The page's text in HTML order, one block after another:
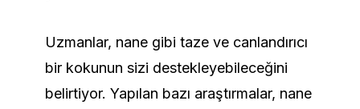
Uzmanlar, nane gibi taze ve canlandırıcı
bir kokunun sizi destekleyebileceğini
belirtiyor. Yapılan bazı araştırmalar, nane